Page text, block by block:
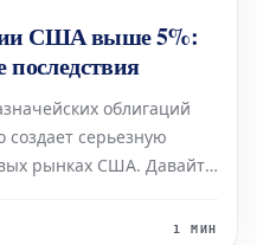
США выше 5%:
последствия
облигаций
создает серьезную
рынках США. Давайте
казначейскими
1 МИН